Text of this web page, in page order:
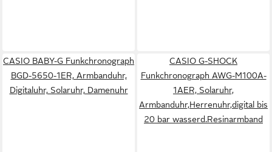
CASIO BABY-G Funkchronograph
BGD-5650-1ER, Armbanduhr,
Digitaluhr, Solaruhr, Damenuhr
CASIO G-SHOCK
Funkchronograph AWG-M100A-
1AER, Solaruhr,
Armbanduhr,Herrenuhr,digital bis
20 bar wasserd.Resinarmband